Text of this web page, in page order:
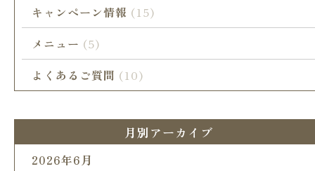
キャンペーン情報 (15)
メニュー (5)
よくあるご質問 (10)
月別アーカイブ
2026年6月